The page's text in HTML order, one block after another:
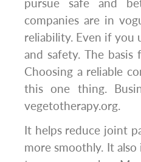
pursue safe and
companies are in
reliability. Even if you
and safety. The
Choosing a reliable
this one thing.
vegetotherapy.org.
It helps reduce joint
more smoothly. It